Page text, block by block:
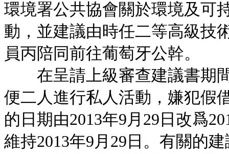
環境署公共協會關於環境及可
動，並建議由時任二等高級技
員丙陪同前往葡萄牙公幹。
在呈請上級審查建議書期間
便二人進行私人活動，嫌犯假
的日期由2013年9月29日改爲
維持2013年9月29日。有關的